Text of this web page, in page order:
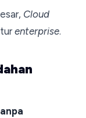
Cloud
enterprise.